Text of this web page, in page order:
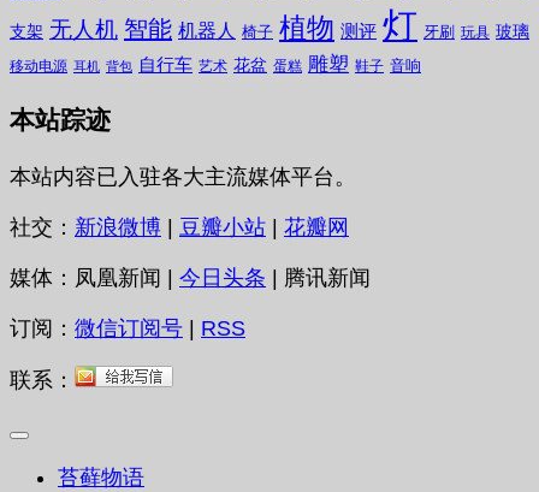
支架 无人机 智能 机器人 椅子 植物 测评 灯 牙刷 玩具 玻璃
移动电源 耳机 背包 自行车 艺术 花盆 蛋糕 雕塑 鞋子 音响
本站踪迹
本站内容已入驻各大主流媒体平台。
社交： 新浪微博 豆瓣小站 花瓣网
媒体：凤凰新闻 | 今日头条 | 腾讯新闻
订阅： 微信订阅号 RSS
联系：
苔藓物语